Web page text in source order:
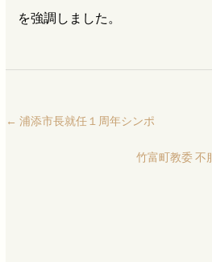
を強調しました。
← 浦添市長就任１周年シンポ
竹富町教委 不